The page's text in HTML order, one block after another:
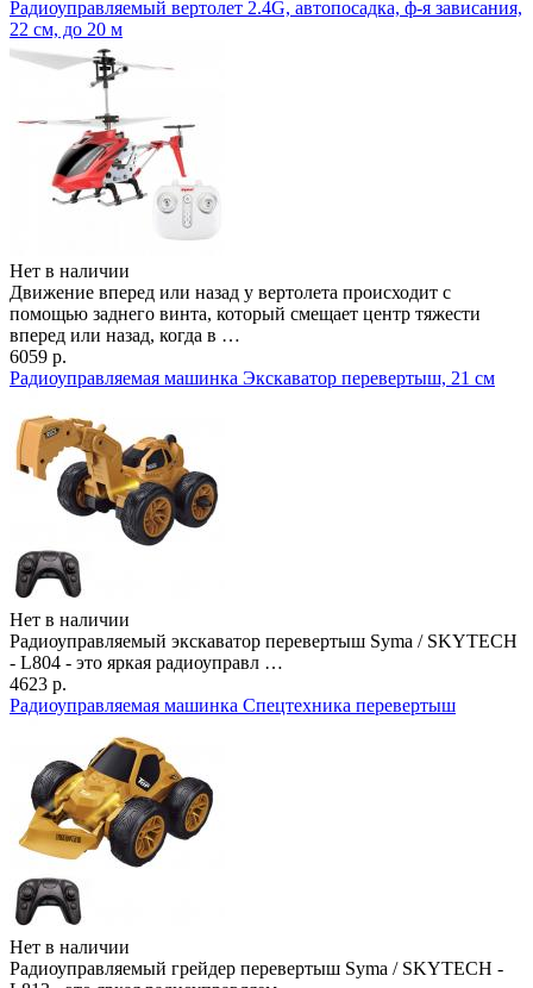
Радиоуправляемый вертолет 2.4G, автопосадка, ф-я зависания,
22 см, до 20 м
Нет в наличии
Движение вперед или назад у вертолета происходит с
помощью заднего винта, который смещает центр тяжести
вперед или назад, когда в …
6059 р.
Радиоуправляемая машинка Экскаватор перевертыш, 21 см
Нет в наличии
Радиоуправляемый экскаватор перевертыш Syma / SKYTECH
- L804 - это яркая радиоуправл …
4623 р.
Радиоуправляемая машинка Спецтехника перевертыш
Нет в наличии
Радиоуправляемый грейдер перевертыш Syma / SKYTECH -